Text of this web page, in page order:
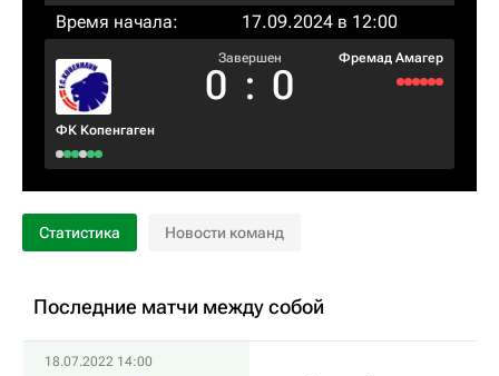
Время начала:
17.09.2024 в 12:00
ФК Копенгаген
Завершен
0 : 0
Фремад Амагер
Статистика Новости команд
Последние матчи между собой
18.07.2022 14:00